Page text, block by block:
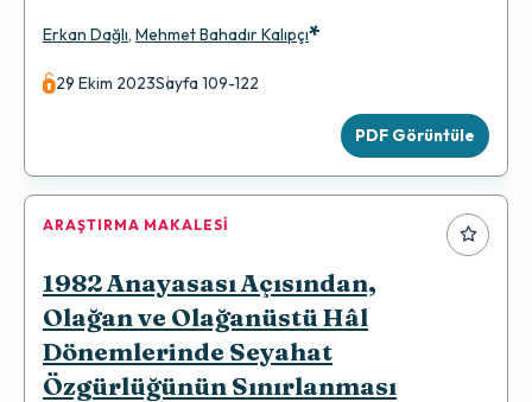
Erkan Dağlı, Mehmet Bahadır Kalıpçı*
29 Ekim 2023Sayfa 109-122
PDF Görüntüle
ARAŞTIRMA MAKALESI
1982 Anayasası Açısından,
Olağan ve Olağanüstü Hâl
Dönemlerinde Seyahat
Özgürlüğünün Sınırlanması